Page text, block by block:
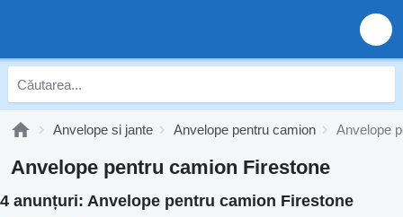
Anvelope si jante Anvelope pentru camion Anvelope
Anvelope pentru camion Firestone
4 anunțuri: Anvelope pentru camion Firestone